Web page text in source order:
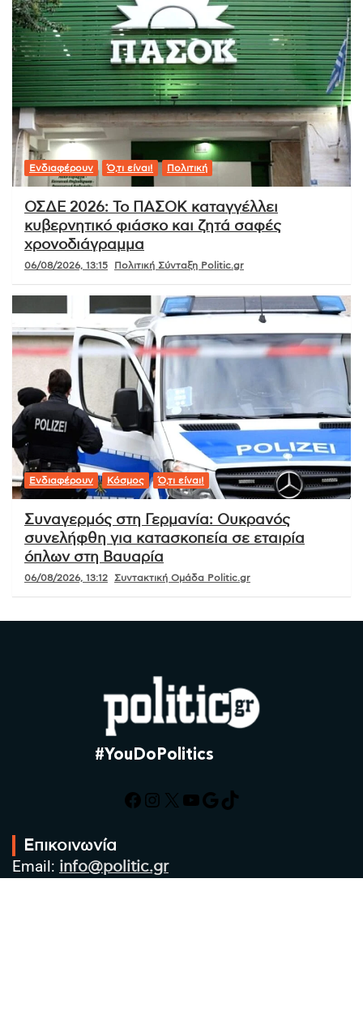
Ενδιαφέρουν Ό,τι είναι! Πολιτική
ΟΣΔΕ 2026: Το ΠΑΣΟΚ καταγγέλλει
κυβερνητικό φιάσκο και ζητά σαφές
χρονοδιάγραμμα
06/08/2026, 13:15 Πολιτική Σύνταξη Politic.gr
Ενδιαφέρουν Κόσμος Ό,τι είναι!
Συναγερμός στη Γερμανία: Ουκρανός
συνελήφθη για κατασκοπεία σε εταιρία
όπλων στη Βαυαρία
06/08/2026, 13:12 Συντακτική Ομάδα Politic.gr
#YouDoPolitics
Facebook
Instagram
X YouTube
Google
TikTok
Επικοινωνία
Email: info@politic.gr